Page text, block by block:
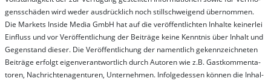
gens­schä­den wird we­der aus­drück­lich noch stil­lschwei­gend über­nom­men.
Die Mar­kets In­side Me­dia GmbH hat auf die ver­öf­fent­lich­ten In­hal­te kei­ner­lei
Ein­fluss und vor Ver­öf­fent­lich­ung der Bei­trä­ge kei­ne Ken­nt­nis über In­halt und
Ge­gen­stand die­ser. Die Ver­öf­fent­lich­ung der na­ment­lich ge­kenn­zeich­net­en
Bei­trä­ge er­folgt ei­gen­ver­ant­wort­lich durch Au­tor­en wie z.B. Gast­kom­men­ta­
tor­en, Nach­richt­en­ag­en­tur­en, Un­ter­neh­men. In­fol­ge­des­sen kön­nen die In­hal­